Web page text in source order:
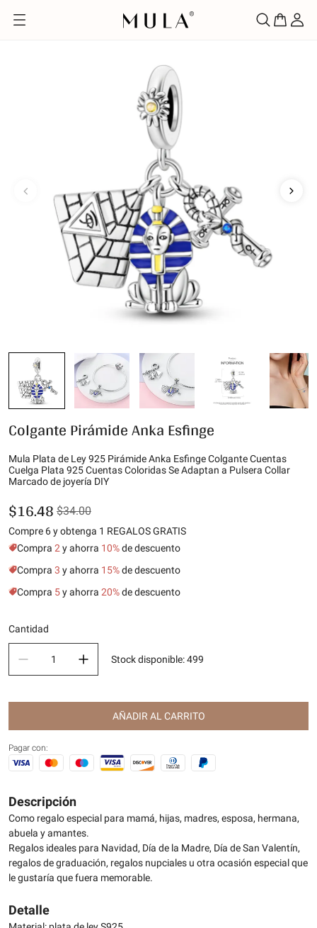
Colgante Pirámide Anka Esfinge
Mula Plata de Ley 925 Pirámide Anka Esfinge Colgante Cuentas
Cuelga Plata 925 Cuentas Coloridas Se Adaptan a Pulsera Collar
Marcado de joyería DIY
$16.48 $34.00
Compre 6 y obtenga 1 REGALOS GRATIS
Compra 2 y ahorra 10%de descuento
Compra 3 y ahorra 15%de descuento
Compra 5y ahorra 20%de descuento
Cantidad
Stock disponible:499
AÑADIR AL CARRITO
Pagar con:
Descripción
Como regalo especial para mamá, hijas, madres, esposa, hermana,
abuela y amantes.
Regalos ideales para Navidad, Día de la Madre, Día de San Valentín,
regalos de graduación, regalos nupciales u otra ocasión especial que
le gustaría que fuera memorable.
Detalle